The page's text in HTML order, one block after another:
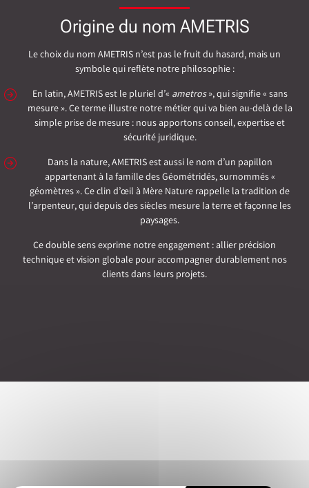
Origine du nom AMETRIS
Le choix du nom AMETRIS n’est pas le fruit du hasard, mais un
symbole qui reflète notre philosophie :
En latin, AMETRIS est le pluriel d’« ametros», qui signifie « sans
mesure ». Ce terme illustre notre métier qui va bien au-delà de la
simple prise de mesure : nous apportons conseil, expertise et
sécurité juridique.
Dans la nature, AMETRIS est aussi le nom d’un papillon
appartenant à la famille des Géométridés, surnommés «
géomètres ». Ce clin d’œil à Mère Nature rappelle la tradition de
l’arpenteur, qui depuis des siècles mesure la terre et façonne les
paysages.
Ce double sens exprime notre engagement : allier précision
technique et vision globale pour accompagner durablement nos
clients dans leurs projets.